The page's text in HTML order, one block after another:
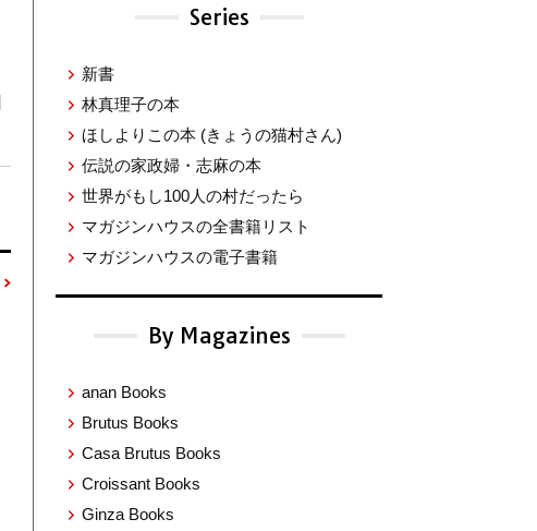
Series
新書
林真理子の本
ほしよりこの本 (きょうの猫村さん)
伝説の家政婦・志麻の本
世界がもし100人の村だったら
マガジンハウスの全書籍リスト
マガジンハウスの電子書籍
By Magazines
anan Books
Brutus Books
Casa Brutus Books
Croissant Books
Ginza Books